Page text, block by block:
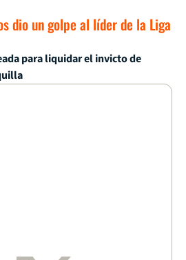
dio un golpe al líder de la Liga
para liquidar el invicto de